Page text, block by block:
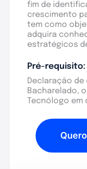
fim de
crescimento
tem como
adquira
estratégicos
Pré-requisito:
Declaração
Bacharelado,
Tecnólogo em